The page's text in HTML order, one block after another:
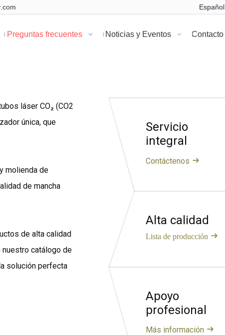
Español
Preguntas frecuentes Noticias y Eventos Contacto
láser CO₂ (CO2
única, que
molienda de
de mancha
de alta calidad
catálogo de
solución perfecta
Servicio
integral
Contáctenos
Alta calidad
Lista de producción
Apoyo
profesional
Más información